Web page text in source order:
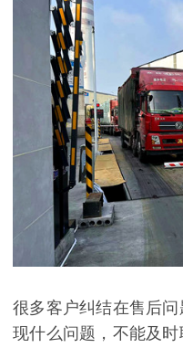
很多客户纠结在售后
现什么问题，不能及